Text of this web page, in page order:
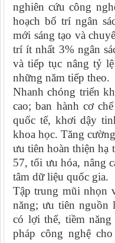
nghiên cứu công
hoạch bố trí ngân
mới sáng tạo và
trí ít nhất 3% ngân
và tiếp tục nâng tỷ
những năm tiếp theo.
Nhanh chóng triển
cao; ban hành cơ
quốc tế, khơi dậy
khoa học. Tăng
ưu tiên hoàn thiện hạ
57, tối ưu hóa, nâng
tâm dữ liệu quốc gia.
Tập trung mũi nhọn
năng; ưu tiên nguồn
có lợi thế, tiềm
pháp công nghệ